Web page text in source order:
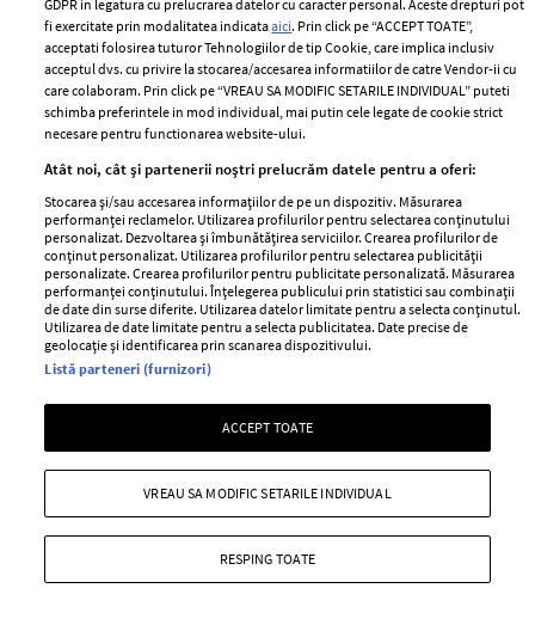
Cum a descoperit Alina Pușcău că
are cancer. Primele semne care
Asia Express avea cancer, dar
nimeni nu știa, nici ea”
Despărțirea momentului în
România! Și-au spus adio după 2
Am lăsat tot greul în mâinile
Lui...”
GDPR in legatura cu prelucrarea datelor cu caracter personal. Aceste drepturi pot
fi exercitate prin modalitatea indicataaici. Prin click pe “ACCEPT TOATE”,
acceptati folosirea tuturor Tehnologiilor de tip Cookie, care implica inclusiv
acceptul dvs. cu privire la stocarea/accesarea informatiilor de catre Vendor-ii cu
care colaboram. Prin click pe “VREAU SA MODIFIC SETARILE INDIVIDUAL” puteti
schimba preferintele in mod individual, mai putin cele legate de cookie strict
necesare pentru functionarea website-ului.
Atât noi, cât și partenerii noștri prelucrăm datele pentru a oferi:
Stocarea și/sau accesarea informațiilor de pe un dispozitiv. Măsurarea
performanței reclamelor. Utilizarea profilurilor pentru selectarea conținutului
personalizat. Dezvoltarea și îmbunătățirea serviciilor. Crearea profilurilor de
conținut personalizat. Utilizarea profilurilor pentru selectarea publicității
personalizate. Crearea profilurilor pentru publicitate personalizată. Măsurarea
performanței conținutului. Înțelegerea publicului prin statistici sau combinații
de date din surse diferite. Utilizarea datelor limitate pentru a selecta conținutul.
Utilizarea de date limitate pentru a selecta publicitatea. Date precise de
geolocație și identificarea prin scanarea dispozitivului.
Listă parteneri (furnizori)
ACCEPT TOATE
RESPING TOATE
VREAU SA MODIFIC SETARILE INDIVIDUAL